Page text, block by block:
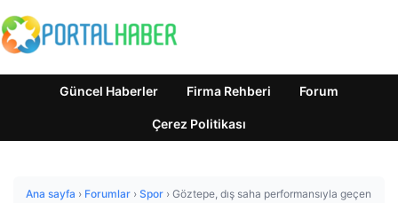
Güncel Haberler Firma Rehberi Forum
Çerez Politikası
Ana sayfa › Forumlar › Spor › Göztepe, dış saha performansıyla geçen